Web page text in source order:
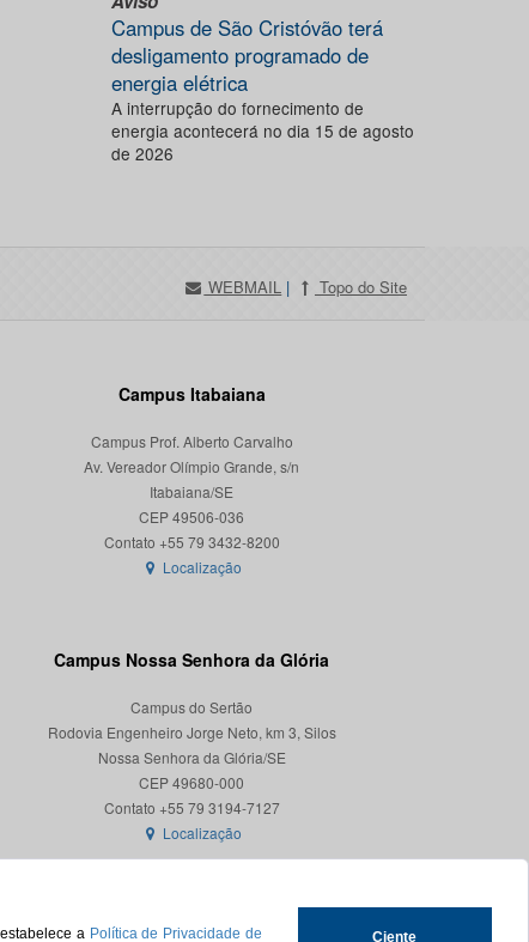
a Política de Privacidade de Ciente
Campus de São Cristóvão terá
desligamento programado de
energia elétrica
A interrupção do fornecimento de
energia acontecerá no dia 15 de agosto
de 2026
WEBMAIL | Topo do Site
Campus Itabaiana
Campus Prof. Alberto Carvalho
Av. Vereador Olímpio Grande, s/n
Itabaiana/SE
CEP 49506-036
Localização
Campus Nossa Senhora da Glória
Campus do Sertão
Rodovia Engenheiro Jorge Neto, km 3, Silos
Nossa Senhora da Glória/SE
CEP 49680-000
Contato +55 79 3194-7127
Localização